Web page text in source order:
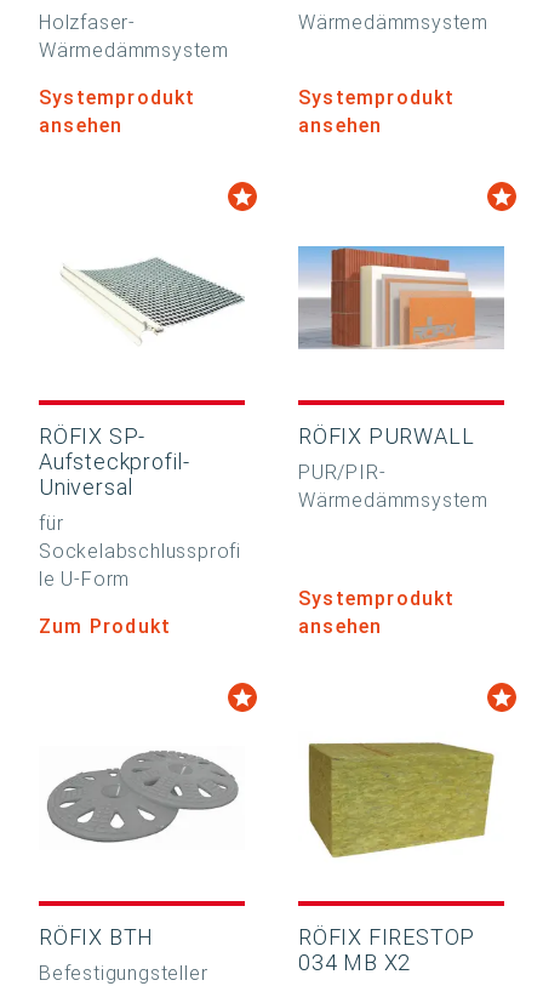
Holzfaser-
Wärmedämmsystem
Systemprodukt
ansehen
Wärmedämmsystem
Systemprodukt
ansehen
RÖFIX SP-
Aufsteckprofil-
Universal
für
Sockelabschlussprofi
le U-Form
Zum Produkt
RÖFIX PURWALL
PUR/PIR-
Wärmedämmsystem
Systemprodukt
ansehen
RÖFIX BTH
Befestigungsteller
RÖFIX FIRESTOP
034 MB X2